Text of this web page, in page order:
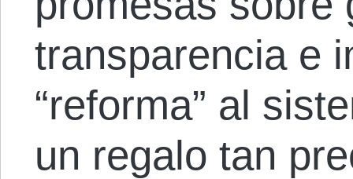
transparencia e
“reforma” al
un regalo tan